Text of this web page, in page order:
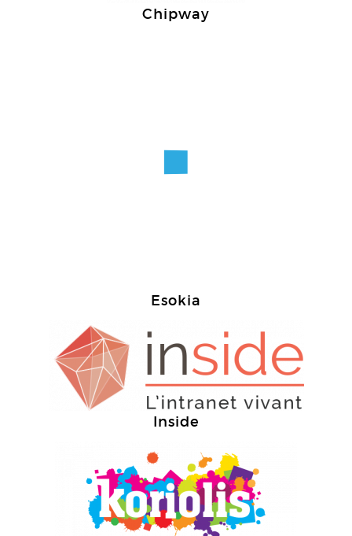
Chipway
Esokia
Inside